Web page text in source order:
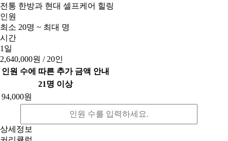
전통 한방과 현대 셀프케어 힐링
인원
최소 20명 ~ 최대 명
시간
1일
2,640,000원 / 20인
인원 수에 따른 추가 금액 안내
21명 이상
94,000원
상세정보